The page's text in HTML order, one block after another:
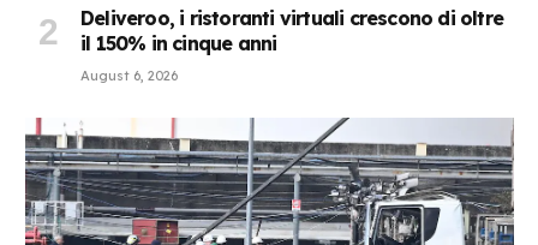
Deliveroo, i ristoranti virtuali crescono di oltre
il 150% in cinque anni
August 6, 2026